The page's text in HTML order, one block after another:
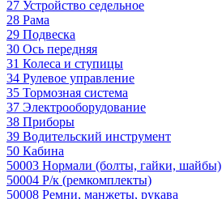
27 Устройство седельное
28 Рама
29 Подвеска
30 Ось передняя
31 Колеса и ступицы
34 Рулевое управление
35 Тормозная система
37 Электрооборудование
38 Приборы
39 Водительский инструмент
50 Кабина
50003 Нормали (болты, гайки, шайбы)
50004 Р/к (ремкомплекты)
50008 Ремни, манжеты, рукава